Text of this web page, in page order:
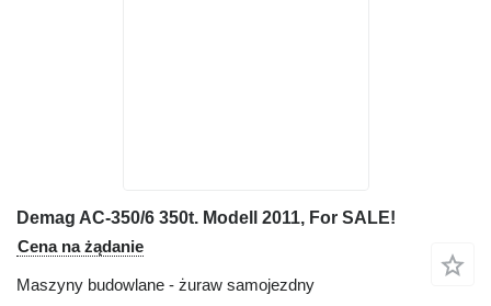
Demag AC-350/6 350t. Modell 2011, For SALE!
Cena na żądanie
Maszyny budowlane - żuraw samojezdny